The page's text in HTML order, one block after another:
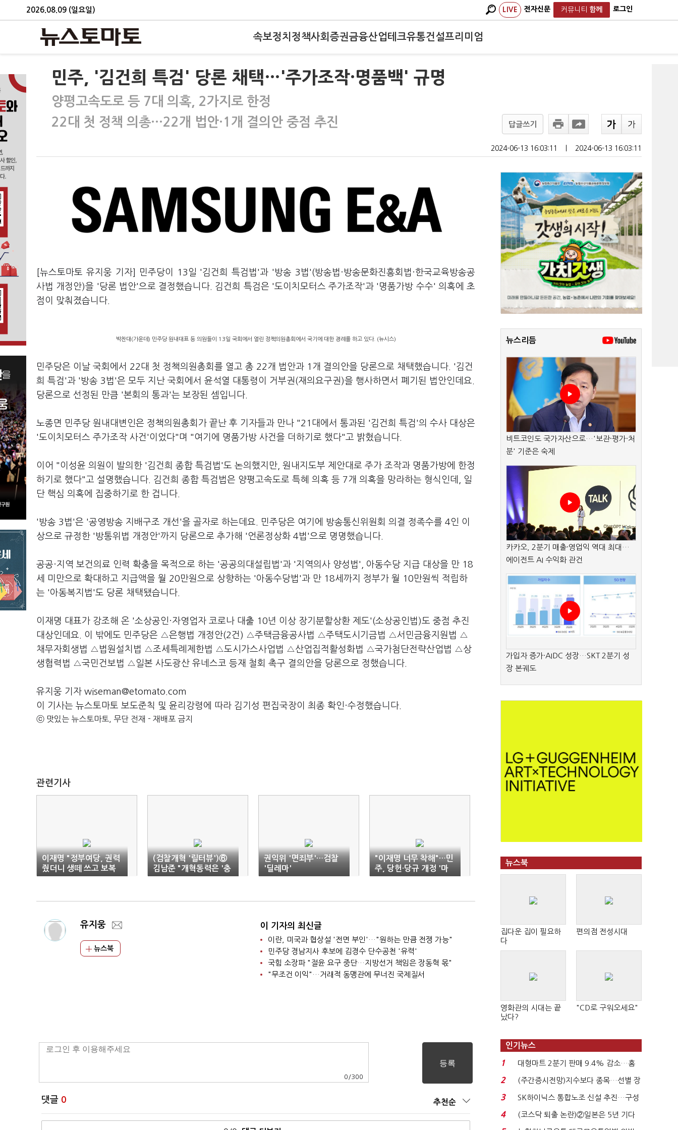
2026.08.09 (일요일) LIVE 전자신문 커뮤니티 함께 로그인
속보정치 정책사회 증권금융산업테크유통건설프리미엄
민주, '김건희 특검' 당론 채택…'주가조작·명품백' 규명
양평고속도로 등 7대 의혹, 2가지로 한정
22대 첫 정책 의총…22개 법안·1개 결의안 중점 추진
답글쓰기
2024-06-13 16:03:11 2024-06-13 16:03:11
[뉴스토마토 유지웅 기자] 민주당이 13일 '김건희 특검법'과 '방송 3법'(방송법·방송문화진흥회법·한국교육방송공
사법 개정안)을 '당론 법안'으로 결정했습니다. 김건희 특검은 '도이치모터스 주가조작'과 '명품가방 수수' 의혹에 초
점이 맞춰졌습니다.
박찬대(가운데) 민주당 원내대표 등 의원들이 13일 국회에서 열린 정책의원총회에서 국기에 대한 경례를 하고 있다. (뉴시스)
민주당은 이날 국회에서 22대 첫 정책의원총회를 열고 총 22개 법안과 1개 결의안을 당론으로 채택했습니다. '김건
희 특검'과 '방송 3법'은 모두 지난 국회에서 윤석열 대통령이 거부권(재의요구권)을 행사하면서 폐기된 법안인데요.
당론으로 선정된 만큼 '본회의 통과'는 보장된 셈입니다.
노종면 민주당 원내대변인은 정책의원총회가 끝난 후 기자들과 만나 "21대에서 통과된 '김건희 특검'의 수사 대상은
'도이치모터스 주가조작 사건'이었다"며 "여기에 명품가방 사건을 더하기로 했다"고 밝혔습니다.
이어 "이성윤 의원이 발의한 '김건희 종합 특검법'도 논의했지만, 원내지도부 제안대로 주가 조작과 명품가방에 한정
하기로 했다"고 설명했습니다. 김건희 종합 특검법은 양평고속도로 특혜 의혹 등 7개 의혹을 망라하는 형식인데, 일
단 핵심 의혹에 집중하기로 한 겁니다.
'방송 3법'은 '공영방송 지배구조 개선'을 골자로 하는데요. 민주당은 여기에 방송통신위원회 의결 정족수를 4인 이
상으로 규정한 '방통위법 개정안'까지 당론으로 추가해 '언론정상화 4법'으로 명명했습니다.
공공·지역 보건의료 인력 확충을 목적으로 하는 '공공의대설립법'과 '지역의사 양성법', 아동수당 지급 대상을 만 18
세 미만으로 확대하고 지급액을 월 20만원으로 상향하는 '아동수당법'과 만 18세까지 정부가 월 10만원씩 적립하
는 '아동복지법'도 당론 채택됐습니다.
이재명 대표가 강조해 온 '소상공인·자영업자 코로나 대출 10년 이상 장기분할상환 제도'(소상공인법)도 중점 추진
대상인데요. 이 밖에도 민주당은 △은행법 개정안(2건) △주택금융공사법 △주택도시기금법 △서민금융지원법 △
채무자회생법 △법원설치법 △조세특례제한법 △도시가스사업법 △산업집적활성화법 △국가첨단전략산업법 △상
생협력법 △국민건보법 △일본 사도광산 유네스코 등재 철회 촉구 결의안을 당론으로 정했습니다.
유지웅 기자 wiseman@etomato.com
이 기사는 뉴스토마토 보도준칙 및 윤리강령에 따라 김기성 편집국장이 최종 확인·수정했습니다.
ⓒ 맛있는 뉴스토마토, 무단 전재 - 재배포 금지
관련기사
이재명 "정부여당, 권력
줬더니 생떼 쓰고 보복
만"
(검찰개혁 '릴터뷰')⑥
김남준 "개혁동력은 '충
분'…문제는 디테일"
권익위 '면죄부'…검찰
'딜레마'
"이재명 너무 착해"…민
주, 당헌·당규 개정 '마
이웨이'
유지웅
뉴스북
이 기자의 최신글
이란, 미국과 협상설 '전면 부인'…"원하는 만큼 전쟁 가능"
민주당 경남지사 후보에 김경수 단수공천 '유력'
국힘 소장파 "절윤 요구 중단…지방선거 책임은 장동혁 몫"
"무조건 이익"…거래적 동맹관에 무너진 국제질서
0 /300
댓글 0 추천순
뉴스리듬
비트코인도 국가자산으로…'보관·평가·처
분' 기준은 숙제
카카오, 2분기 매출·영업익 역대 최대…
에이전트 AI 수익화 관건
가입자 증가·AIDC 성장…SKT 2분기 성
장 본궤도
뉴스북
집다운 집이 필요하
다
편의점 전성시대
영화관의 시대는 끝
났다?
"CD로 구워오세요"
인기뉴스
1
대형마트 2분기 판매 9.4% 감소…홈
플러스 사태 여파...
2
(주간증시전망)지수보다 종목…선별 장
세 이어진다...
3
SK하이닉스 통합노조 신설 추진…구성
원 간 성과급 불...
4
(코스닥 퇴출 논란)②일본은 5년 기다
려주는데 우리는 ...